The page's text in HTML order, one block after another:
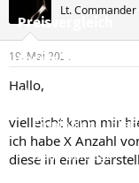
Preisvergleich
Forum
Aktuelles
Empfohlene
Neue Beiträge
e
e
r
e
t
Lt. Commander
19. Mai 2021
Hallo,
vielleicht kann mir
ich habe X Anzahl
diese in einer